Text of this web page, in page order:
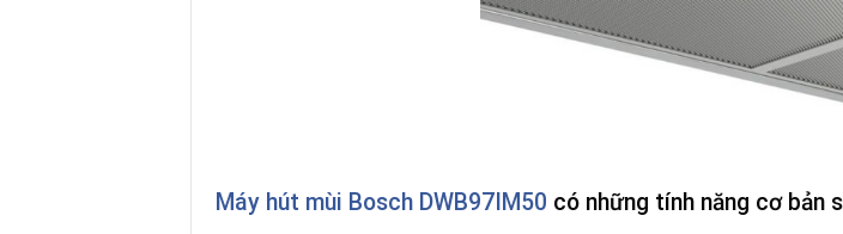
Máy hút mùi Bosch DWB97IM50 có những tính năng cơ bản